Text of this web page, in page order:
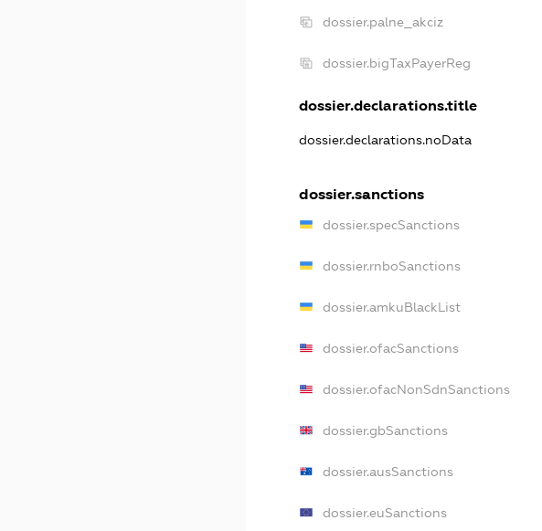
dossier.palne_akciz
dossier.bigTaxPayerReg
dossier.declarations.title
dossier.declarations.noData
dossier.sanctions
dossier.specSanctions
dossier.rnboSanctions
dossier.amkuBlackList
dossier.ofacSanctions
dossier.ofacNonSdnSanctions
dossier.gbSanctions
dossier.ausSanctions
dossier.euSanctions